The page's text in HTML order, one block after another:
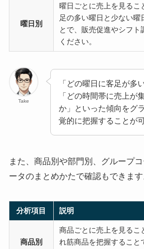
曜日別
曜日ごとに売上を見るこ
足の多い曜日と少ない曜
とで、販売促進やシフト
ください。
Take
「どの曜日に客足が多
「どの時間帯に売上が
か」といった傾向をグ
覚的に把握することが
また、商品別や部門別、グループ
ータのまとめかたで確認もできます
分析項目 説明
商品別
商品ごとに売上を見るこ
れ筋商品を把握すること